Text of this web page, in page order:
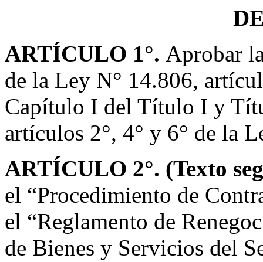
ARTÍCULO 1°. Aprobar
de la Ley N° 14.806,
Capítulo I del Título I y
artículos 2°, 4° y 6° de la
ARTÍCULO 2°. (Texto
el “Procedimiento de
el “Reglamento de
de Bienes y Servicios del